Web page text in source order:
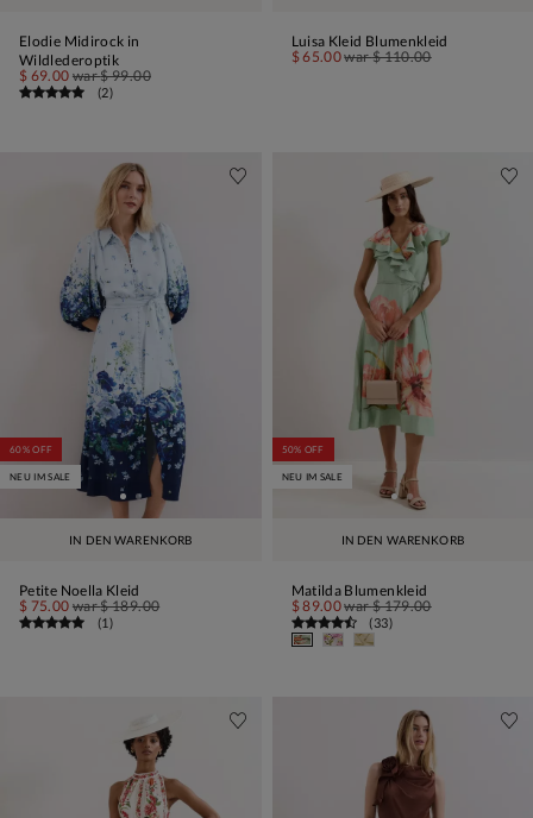
Elodie Midirock in
Wildlederoptik
$ 69.00 war$ 99.00
(2)
Luisa Kleid Blumenkleid
$ 65.00war$ 110.00
IN DEN WARENKORB
60% OFF
NEU IM SALE
Petite Noella Kleid
$ 75.00 war$ 189.00
(1)
IN DEN WARENKORB
50% OFF
NEU IM SALE
Matilda Blumenkleid
$ 89.00war$ 179.00
(33)